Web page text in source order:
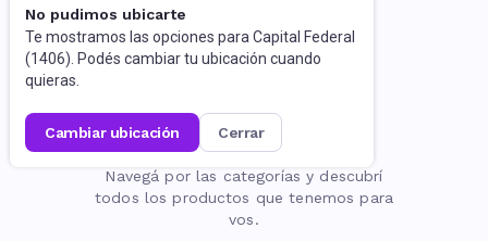
No pudimos ubicarte
Te mostramos las opciones para Capital Federal
(1406). Podés cambiar tu ubicación cuando
quieras.
cambiar ubicación cerrar
La página no existe
Navegá por las categorías y descubrí
todos los productos que tenemos para
vos.